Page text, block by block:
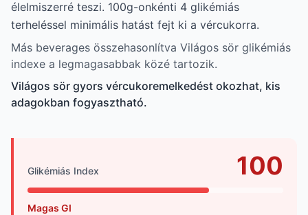
élelmiszerré teszi. 100g-onkénti 4 glikémiás
terheléssel minimális hatást fejt ki a vércukorra.
Más beverages összehasonlítva Világos sör glikémiás
indexe a legmagasabbak közé tartozik.
Világos sör gyors vércukoremelkedést okozhat, kis
adagokban fogyasztható.
Glikémiás Index 100
Magas GI